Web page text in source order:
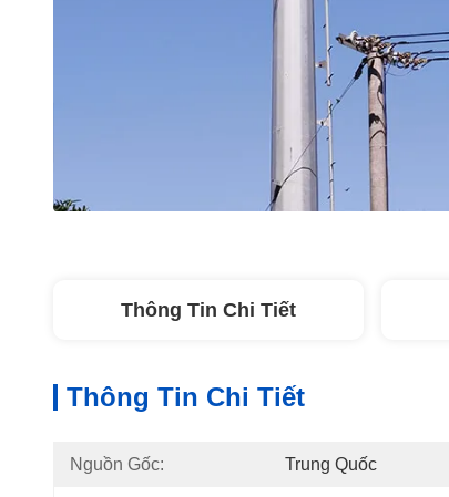
Thông Tin Chi Tiết
Thông Tin Chi Tiết
Nguồn Gốc: Trung Quốc